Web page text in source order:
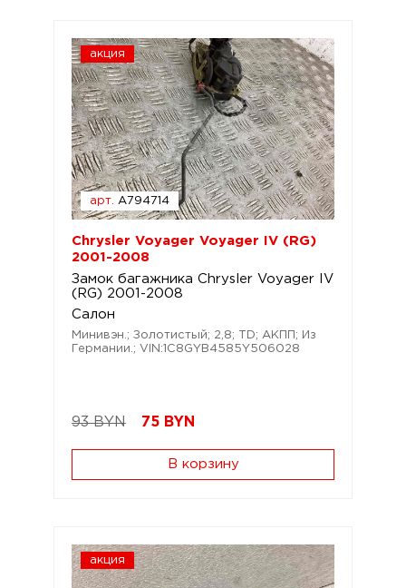
акция
арт. A794714
Chrysler Voyager Voyager IV (RG)
2001-2008
Замок багажника Chrysler Voyager IV
(RG) 2001-2008
Салон
Минивэн.; Золотистый; 2,8; TD; АКПП; Из
Германии.; VIN:1C8GYB4585Y506028
93 BYN 75 BYN
В корзину
акция